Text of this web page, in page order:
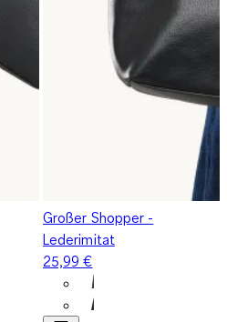
Großer Shopper -
Lederimitat
25,99 €